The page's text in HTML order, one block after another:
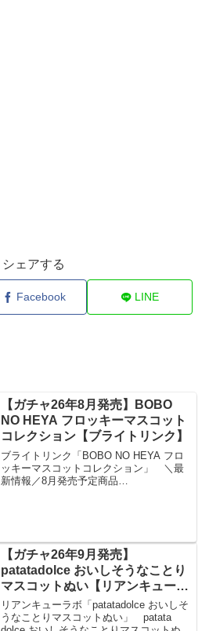
シェアする
Facebook LINE
【ガチャ26年8月発売】BOBO
NO HEYA フロッキーマスコット
コレクション【ブライトリンク】
ブライトリンク「BOBO NO HEYA フロ
ッキーマスコットコレクション」 ＼最
新情報／8月発売予定商品
【ガチャ26年9月発売】
patatadolce おいしそうなことり
マスコットぬい【リアンキューラ
ボ】
リアンキューラボ「patatadolce おいしそ
うなことりマスコットぬい」 patata